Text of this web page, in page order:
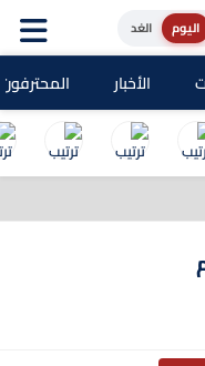
الغد
الأخبار المحترفون